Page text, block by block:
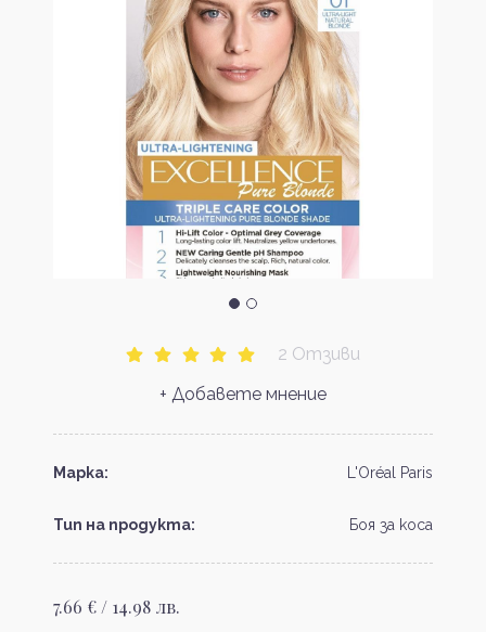
2 Отзиви
+ Добавете мнение
Марка: L'Oréal Paris
Тип на продукта: Боя за коса
7.66 € / 14.98 лв.